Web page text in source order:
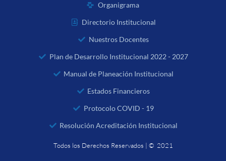
Organigrama
Directorio Institucional
Nuestros Docentes
Plan de Desarrollo Institucional 2022 - 2027
Manual de Planeación Institucional
Estados Financieros
Protocolo COVID - 19
Resolución Acreditación Institucional
Todos los Derechos Reservados | © 2021